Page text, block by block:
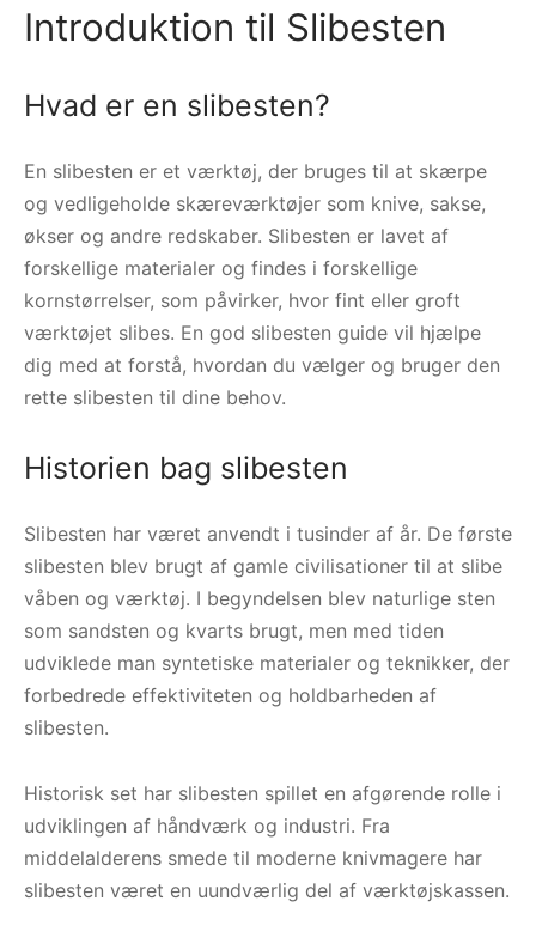
Introduktion til Slibesten
Hvad er en slibesten?
En slibesten er et værktøj, der bruges til at skærpe
og vedligeholde skæreværktøjer som knive, sakse,
økser og andre redskaber. Slibesten er lavet af
forskellige materialer og findes i forskellige
kornstørrelser, som påvirker, hvor fint eller groft
værktøjet slibes. En god slibesten guide vil hjælpe
dig med at forstå, hvordan du vælger og bruger den
rette slibesten til dine behov.
Historien bag slibesten
Slibesten har været anvendt i tusinder af år. De første
slibesten blev brugt af gamle civilisationer til at slibe
våben og værktøj. I begyndelsen blev naturlige sten
som sandsten og kvarts brugt, men med tiden
udviklede man syntetiske materialer og teknikker, der
forbedrede effektiviteten og holdbarheden af
slibesten.
Historisk set har slibesten spillet en afgørende rolle i
udviklingen af håndværk og industri. Fra
middelalderens smede til moderne knivmagere har
slibesten været en uundværlig del af værktøjskassen.